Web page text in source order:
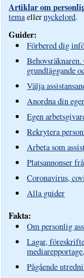
Artiklar om
temaellernyckelord.
Guider:
Förbered dig
grundläggande
Välja
Anordna din
Egen
Rekrytera
Arbeta som
Platsannonser
Coronavirus,
Alla guider
Fakta:
Om personlig
Lagar,
Pågående